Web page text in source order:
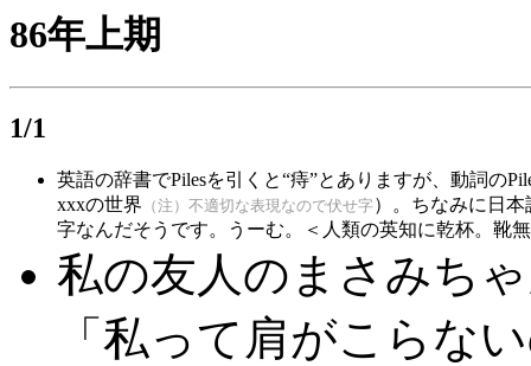
86年上期
1/1
英語の辞書でPilesを引くと“痔”とありますが、動詞の
xxxの世界 （注）不適切な表現なので伏せ字）。ちなみに日
字なんだそうです。うーむ。＜人類の英知に乾杯。靴
私の友人のまさみち
「私って肩がこらな